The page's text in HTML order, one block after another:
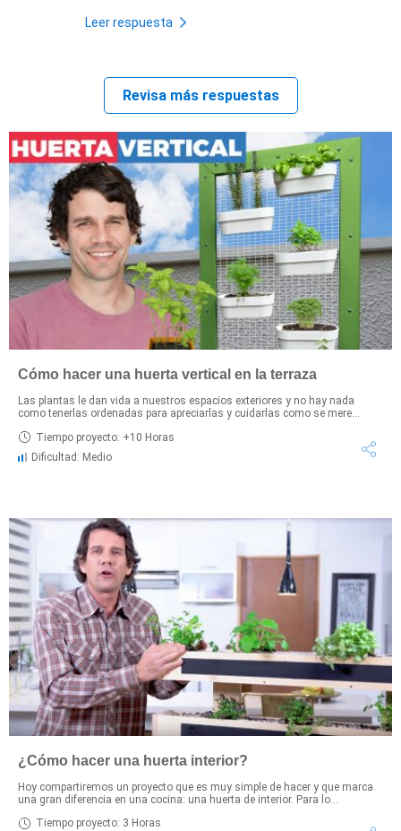
Leer respuesta
Revisa más respuestas
Cómo hacer una huerta vertical en la terraza
Las plantas le dan vida a nuestros espacios exteriores y no hay nada
como tenerlas ordenadas para apreciarlas y cuidarlas como se mere...
Tiempo proyecto: +10 Horas
Dificultad: Medio
¿Cómo hacer una huerta interior?
Hoy compartiremos un proyecto que es muy simple de hacer y que marca
una gran diferencia en una cocina: una huerta de interior. Para lo...
Tiempo proyecto: 3 Horas